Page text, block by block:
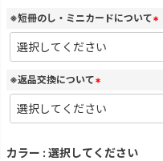
須
)
※短冊のし・ミニカードについて
(
須
※返品交換について
(
必
須
カラー 選択してください